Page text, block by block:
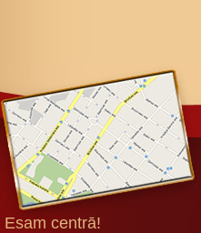
Esam centrā!